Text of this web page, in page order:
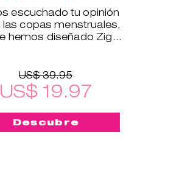
escuchado tu opinión
copas menstruales,
hemos diseñado Ziggy
US$ 39.95
US$ 19.97
Descubre